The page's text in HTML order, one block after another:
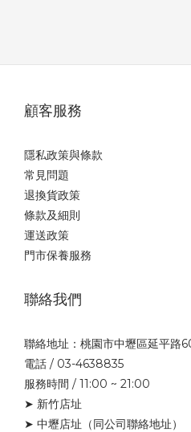
顧客服務
隱私政策與條款
常見問題
退換貨政策
條款及細則
運送政策
門市保養服務
聯絡我們
聯絡地址：桃園市中壢區延平路
電話 / 03-4638835
服務時間 / 11:00 ~ 21:00
➤ 新竹店址
➤ 中壢店址 （同公司聯絡地址）